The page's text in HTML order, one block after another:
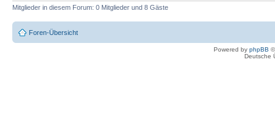
Mitglieder in diesem Forum: 0 Mitglieder und 8 Gäste
Foren-Übersicht
Powered by phpBB
Deutsche